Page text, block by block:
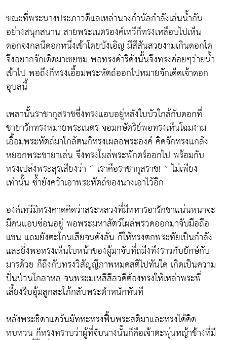
ขณะที่พระนางประภาวดีแลเหล่านางกำนัลกำลังเล่นน้ำกัน
อย่างสนุกสนาน สายพระเนตรองค์เทวีก็ทรงเหลือบไปเห็น
ดอกจงกลนีดอกหนึ่งเข้าโดยบังเอิญ มีสีสันสวยงามเกินดอกใด
จึงอยากจักเด็ดมาเชยชม พอทรงดำริดังนั้นจึงทรงค่อยๆว่ายน้ำ
เข้าไป พอถึงก็ทรงเอื้อมพระหัตถ์ออกไปหมายจักเด็ดเจ้าดอก
อุบลนี้
เพลานั้นราชากุสราชซึ่งทรงแอบอยู่หลังใบบัวใกล้กับดอกที่
ชายารักทรงหมายพระเนตร จอมกษัตริย์พอทรงเห็นโฉมงาม
เอื้อมพระหัตถ์มาใกล้ตนก็ทรงเผลอพระองค์ คิดจักทรงแกล้ง
หยอกพระชายาเล่น จึงทรงโผล่พระพักตร์ออกไป พร้อมกับ
ทรงเปล่งพระสุรเสียงว่า “ เราคือราชากุสราช! ” ไม่เพียง
เท่านั้น ซ้ำยังคว้าเอาพระหัตถ์ของนางเอาไว้อีก
องค์เทวีมิทรงคาดคิดว่าสระหลวงที่มีทหารอารักขาแน่นหนาจะ
มีคนแอบซ่อนอยู่ พอพระมหาสัตว์โผล่พรวดออกมาจับมือถือ
แขน แถมยังตะโกนเสียจนดังลั่น ก็ให้ทรงตกพระทัยเป็นกำลัง
และยิ่งพอทรงเห็นใบหน้าของผู้มาจับที่ถมึงทึงราวกับยักษ์กับ
มารด้วย ก็ถึงกับทรงวิสัญญีภาพหมดสติไปทันใด เกิดเป็นความ
ปั่นป่วนโกลาหล จนพระมเหสีสีลวดีต้องทรงให้เหล่าพระพี่
เลี้ยงรีบอุ้มลูกสะใภ้กลับพระตำหนักทันที
หลังพระธิดาแคว้นมัททะทรงฟื้นพระสติมาและทรงได้คิด
ทบทวน ก็ทรงทราบว่าผู้ที่จับนางนั้นก็คือเจ้าตะพุ่นหญ้าช้างที่มี